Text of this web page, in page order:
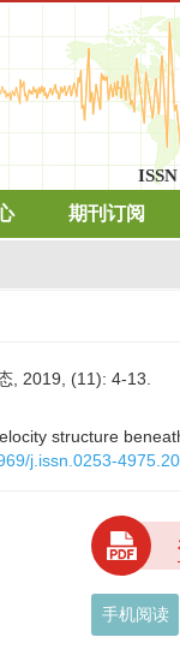
ISSN
期刊订阅
, 2019, (11): 4-13.
structure
j.issn.0253-
手机阅读